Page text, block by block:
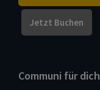
Jetzt Buchen
Communi für dich